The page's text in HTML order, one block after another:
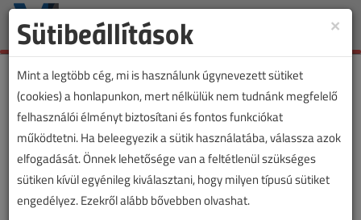
Toggle
Lapszám:
TARTALOM
Megújulók
×
Sütibeállítások
Mint a legtöbb cég, mi is használunk úgynevezett sütiket
(cookies) a honlapunkon, mert nélkülük nem tudnánk megfelelő
felhasználói élményt biztosítani és fontos funkciókat
működtetni. Ha beleegyezik a sütik használatába, válassza azok
elfogadását. Önnek lehetősége van a feltétlenül szükséges
sütiken kívül egyénileg kiválasztani, hogy milyen típusú sütiket
engedélyez. Ezekről alább bővebben olvashat.